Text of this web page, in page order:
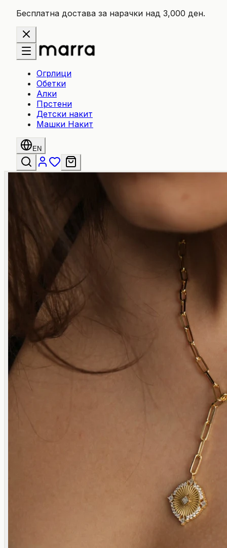
Бесплатна достава за нарачки над 3,000 ден.
Огрлици
Обетки
Алки
Прстени
Детски накит
Машки Накит
EN